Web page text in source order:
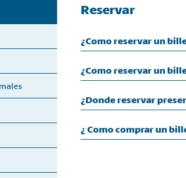
Reservar
¿Como reservar un
¿Como reservar un
¿Donde reservar
¿ Como comprar un